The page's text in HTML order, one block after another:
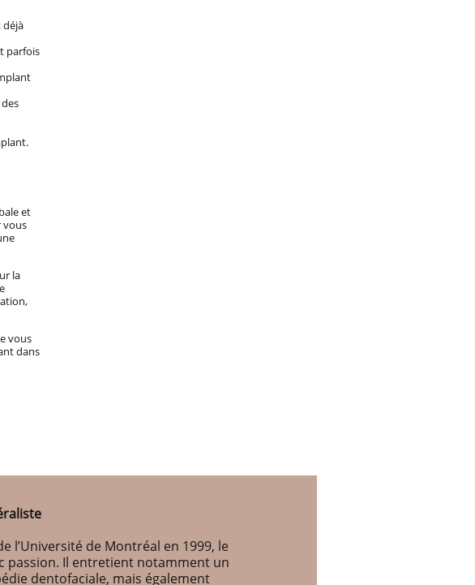
déjà
parfois
et
vous
la
vous
dans
l’Université de Montréal en 1999, le
passion. Il entretient notamment un
dentofaciale, mais également